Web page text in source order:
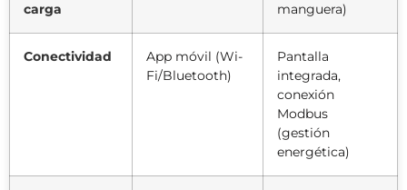
carga
manguera)
Conectividad
App móvil (Wi-
Fi/Bluetooth)
Pantalla
integrada,
conexión
Modbus
(gestión
energética)